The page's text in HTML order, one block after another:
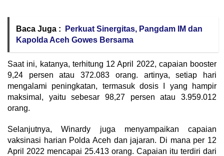
Baca Juga :
Perkuat Sinergitas, Pangdam IM dan
Kapolda Aceh Gowes Bersama
Saat ini, katanya, terhitung 12 April 2022, capaian booster
9,24 persen atau 372.083 orang. artinya, setiap hari
mengalami peningkatan, termasuk dosis I yang hampir
maksimal, yaitu sebesar 98,27 persen atau 3.959.012
orang.
Selanjutnya, Winardy juga menyampaikan capaian
vaksinasi harian Polda Aceh dan jajaran. Di mana per 12
April 2022 mencapai 25.413 orang. Capaian itu terdiri dari